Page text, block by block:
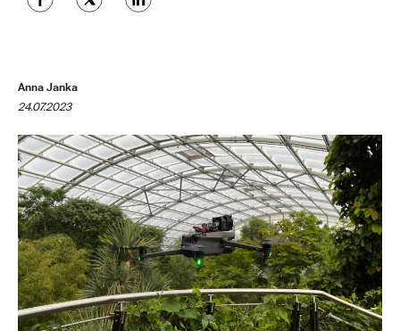
Anna Janka
24.07.2023